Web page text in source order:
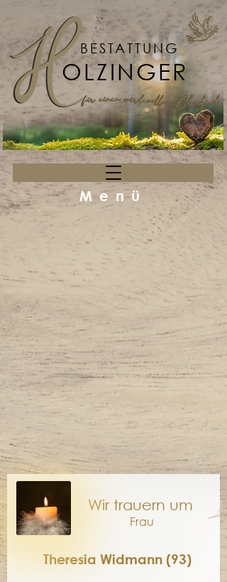
Menü
BESTATTUNG
OLZINGER
Wir trauern um
Theresia Widmann (93)
Frau